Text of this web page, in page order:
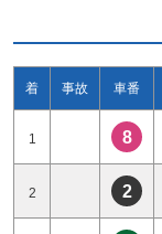
着 事故 車番
1 8
2 2